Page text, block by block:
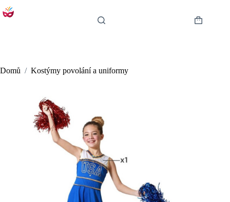
to
Shopping
Domů / Kostýmy povolání a uniformy